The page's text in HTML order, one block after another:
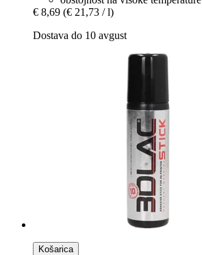
€ 8,69 (€ 21,73 / l)
Dostava do 10 avgust
Košarica